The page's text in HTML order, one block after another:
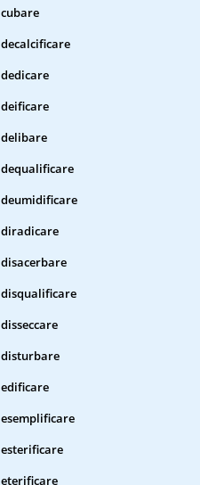
cubare
decalcificare
dedicare
deificare
delibare
dequalificare
deumidificare
diradicare
disacerbare
disqualificare
disseccare
disturbare
edificare
esemplificare
esterificare
eterificare